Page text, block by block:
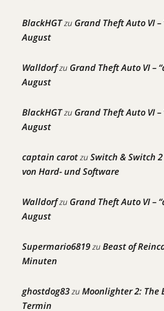
BlackHGTzuGrand Theft Auto VI
August
WalldorfzuGrand Theft Auto VI –
August
BlackHGTzuGrand Theft Auto VI
August
captain carotzuSwitch & Switch
von Hard- und Software
WalldorfzuGrand Theft Auto VI –
August
Supermario6819zuBeast of
Minuten
ghostdog83zuMoonlighter 2: The
Termin